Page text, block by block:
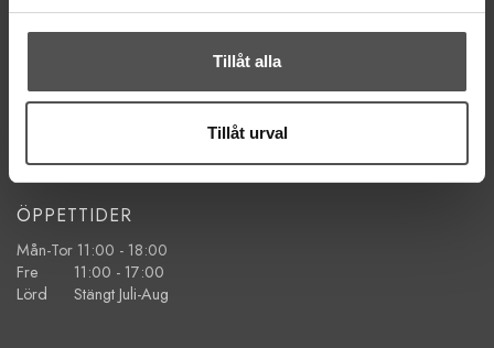
Tillåt alla
Tillåt urval
kontakt@symaskinsboden.se
Tel. 018-150525
Kungsgatan 70E, 753 41 Uppsala
ÖPPETTIDER
Mån-Tor 11:00 - 18:00
Fre 11:00 - 17:00
Lörd Stängt Juli-Aug